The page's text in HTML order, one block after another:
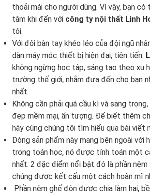
thoải mái cho người dùng. Vì vậy, bạn có
tâm khi đến với công ty nội thất Linh
tôi.
Với đôi bàn tay khéo léo của đội ngũ
dàn máy móc thiết bị hiện đại, tiên tiến.
không ngừng học tập, sáng tạo theo xu
trường thế giới, nhằm đưa đến cho bạn
nhất.
Không cần phải quá cầu kì và sang
đẹp mềm mại, ấn tượng. Để biết thêm
hãy cùng chúng tôi tìm hiểu qua bài viết
Dòng sản phẩm này mang bên ngoài với
trong toán học, nó được tính toán một
nhất. 2 đặc điểm nổi bật đó là phần nệm
chúng được kết cấu một cách hoàn mĩ
Phần nệm ghế đôn được chia làm hai,